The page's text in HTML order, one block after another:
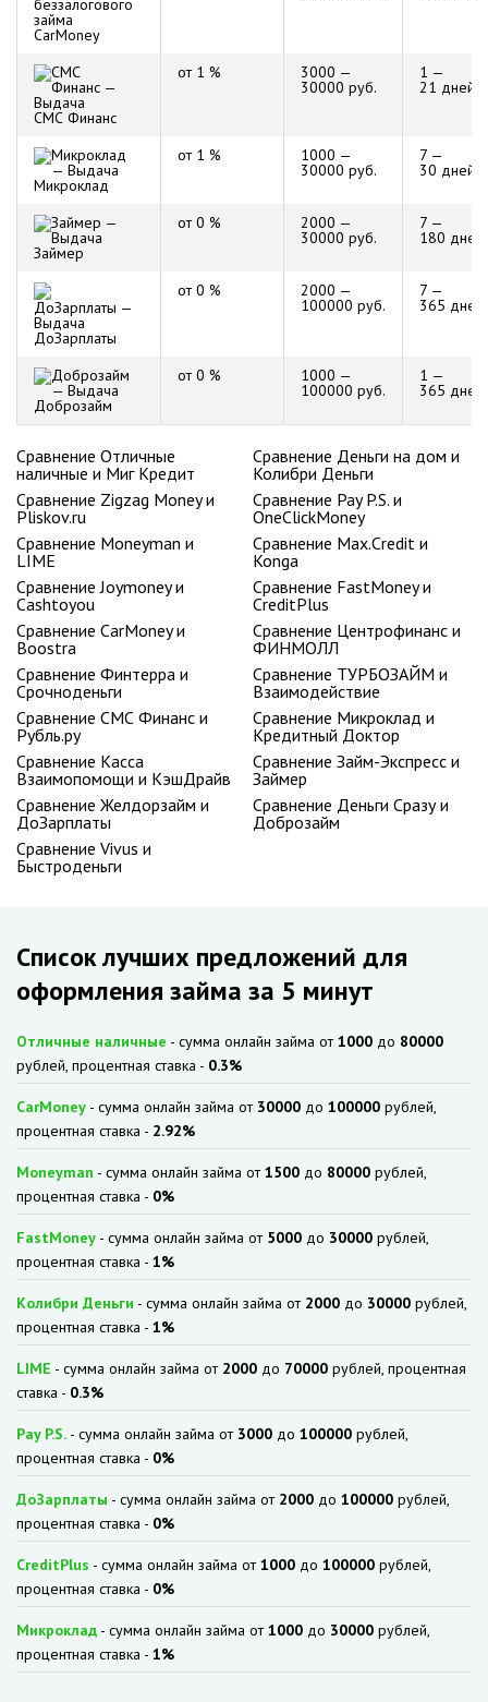
CarMoney
СМС Финанс
от 1 % 3000 —
30000 руб.
1 —
21 дней
Микроклад
от 1 % 1000 —
30000 руб.
7 —
30 дней
Займер
от 0 % 2000 —
30000 руб.
7 —
180 дней
ДоЗарплаты
от 0 % 2000 —
100000 руб.
7 —
365 дней
Доброзайм
от 0 % 1000 —
100000 руб.
1 —
365 дней
Сравнение Отличные
наличные и Миг Кредит
Сравнение Деньги на дом и
Колибри Деньги
Сравнение Zigzag Money и
Pliskov.ru
Сравнение Pay P.S. и
OneClickMoney
Сравнение Moneyman и
LIME
Сравнение Max.Credit и
Konga
Сравнение Joymoney и
Cashtoyou
Сравнение FastMoney и
CreditPlus
Сравнение CarMoney и
Boostra
Сравнение Центрофинанс и
ФИНМОЛЛ
Сравнение Финтерра и
Срочноденьги
Сравнение ТУРБОЗАЙМ и
Взаимодействие
Сравнение СМС Финанс и
Рубль.ру
Сравнение Микроклад и
Кредитный Доктор
Сравнение Касса
Взаимопомощи и КэшДрайв
Сравнение Займ-Экспресс и
Займер
Сравнение Желдорзайм и
ДоЗарплаты
Сравнение Деньги Сразу и
Доброзайм
Сравнение Vivus и
Быстроденьги
Список лучших предложений для
оформления займа за 5 минут
Отличные наличные - сумма онлайн займа от1000 до 80000
рублей, процентная ставка - 0.3%
CarMoney - сумма онлайн займа от 30000 до 100000 рублей,
процентная ставка - 2.92%
Moneyman - сумма онлайн займа от1500 до 80000 рублей,
процентная ставка - 0%
FastMoney - сумма онлайн займа от 5000 до 30000 рублей,
процентная ставка - 1%
Колибри Деньги - сумма онлайн займа от 2000 до 30000 рублей,
процентная ставка - 1%
LIME - сумма онлайн займа от 2000 до 70000 рублей, процентная
ставка - 0.3%
Pay P.S. - сумма онлайн займа от 3000 до 100000 рублей,
процентная ставка - 0%
ДоЗарплаты - сумма онлайн займа от 2000 до 100000 рублей,
процентная ставка - 0%
CreditPlus - сумма онлайн займа от1000 до 100000 рублей,
процентная ставка - 0%
Микроклад - сумма онлайн займа от1000 до 30000 рублей,
процентная ставка - 1%